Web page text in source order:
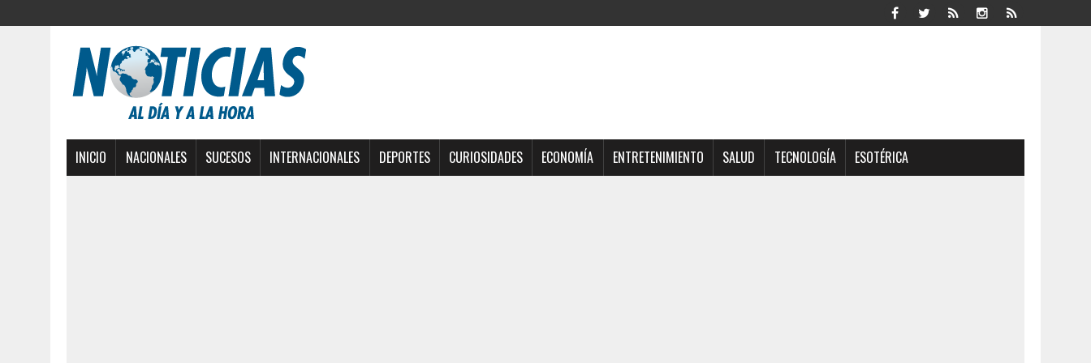
INICIO NACIONALES SUCESOS INTERNACIONALES DEPORTES CURIOSIDADES ECONOMÍA ENTRETENIMIENTO SALUD TECNOLOGÍA ESOTÉRICA